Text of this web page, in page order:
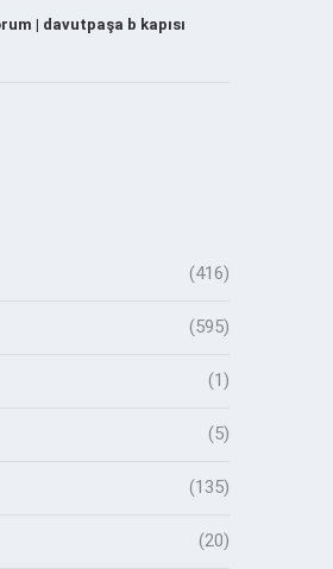
| davutpaşa b kapısı
(416)
(595)
(1)
(5)
(135)
(20)